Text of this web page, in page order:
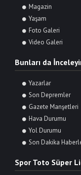
Magazin
Yaşam
Foto Galeri
Video Galeri
Bunları da
Yazarlar
Son Depremler
Gazete Manşetleri
Hava Durumu
Yol Durumu
Son Dakika
Spor Toto Süper